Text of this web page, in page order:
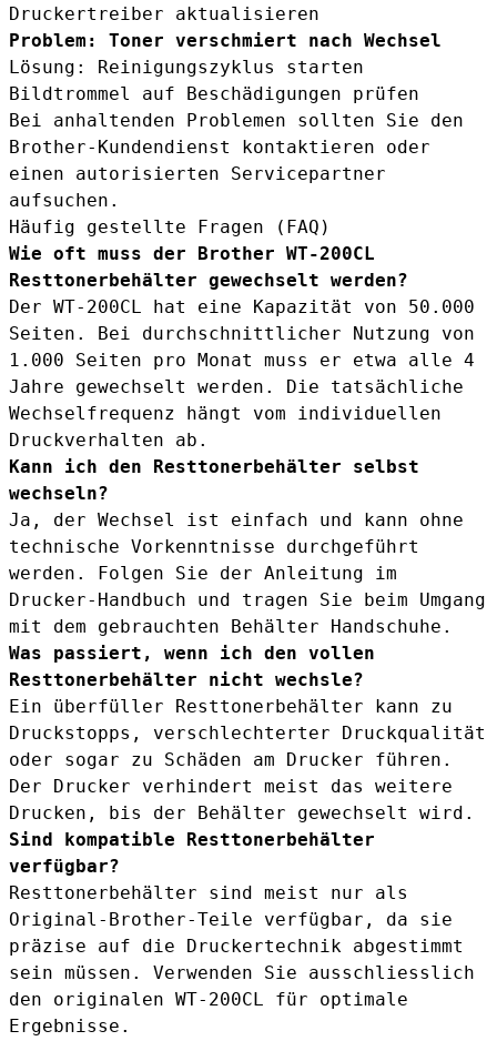
Druckertreiber aktualisieren
Problem: Toner verschmiert nach Wechsel
Lösung: Reinigungszyklus starten
Bildtrommel auf Beschädigungen prüfen
Bei anhaltenden Problemen sollten Sie den
Brother-Kundendienst kontaktieren oder
einen autorisierten Servicepartner
aufsuchen.
Häufig gestellte Fragen (FAQ)
Wie oft muss der Brother WT-200CL
Resttonerbehälter gewechselt werden?
Der WT-200CL hat eine Kapazität von 50.000
Seiten. Bei durchschnittlicher Nutzung von
1.000 Seiten pro Monat muss er etwa alle 4
Jahre gewechselt werden. Die tatsächliche
Wechselfrequenz hängt vom individuellen
Druckverhalten ab.
Kann ich den Resttonerbehälter selbst
wechseln?
Ja, der Wechsel ist einfach und kann ohne
technische Vorkenntnisse durchgeführt
werden. Folgen Sie der Anleitung im
Drucker-Handbuch und tragen Sie beim Umgang
mit dem gebrauchten Behälter Handschuhe.
Was passiert, wenn ich den vollen
Resttonerbehälter nicht wechsle?
Ein überfüller Resttonerbehälter kann zu
Druckstopps, verschlechterter Druckqualität
oder sogar zu Schäden am Drucker führen.
Der Drucker verhindert meist das weitere
Drucken, bis der Behälter gewechselt wird.
Sind kompatible Resttonerbehälter
verfügbar?
Resttonerbehälter sind meist nur als
Original-Brother-Teile verfügbar, da sie
präzise auf die Druckertechnik abgestimmt
sein müssen. Verwenden Sie ausschliesslich
den originalen WT-200CL für optimale
Ergebnisse.